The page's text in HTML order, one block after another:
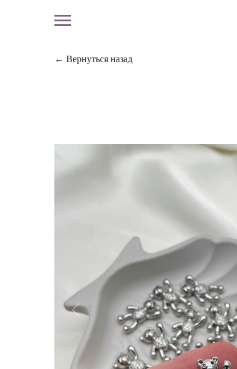
← Вернуться назад